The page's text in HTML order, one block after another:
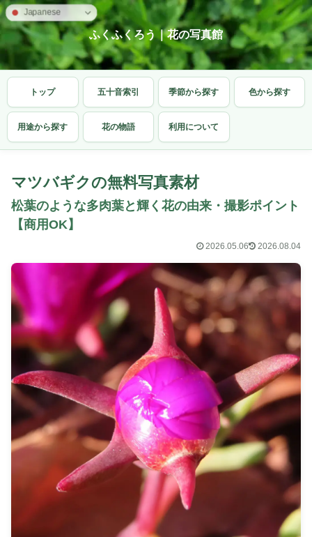
ふくふくろう｜花の写真館
トップ 五十音索引 季節から探す 色から探す
用途から探す 花の物語 利用について
マツバギクの無料写真素材
松葉のような多肉葉と輝く花の由来・撮影ポイント
【商用OK】
2026.05.06 2026.08.04
Japanese